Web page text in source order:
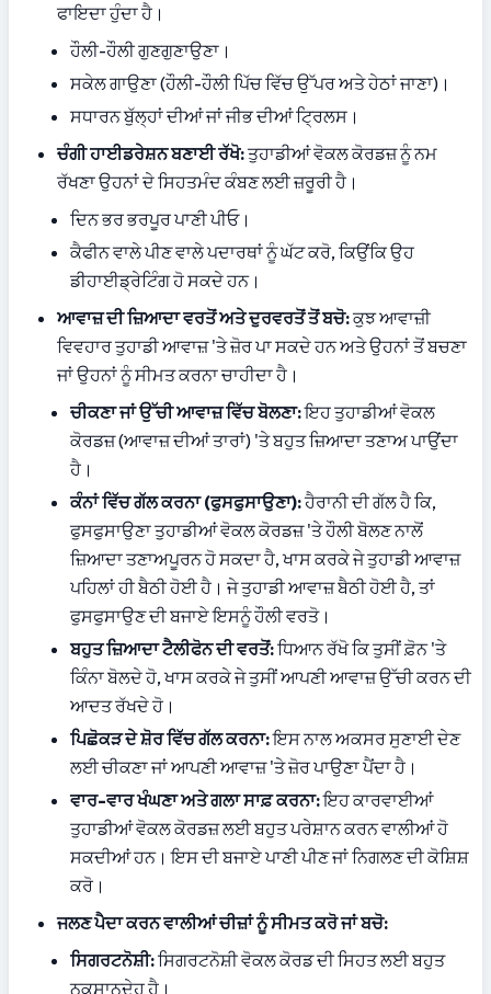
ਫਾਇਦਾ ਹੁੰਦਾ ਹੈ।
ਹੌਲੀ-ਹੌਲੀ ਗੁਣਗੁਣਾਉਣਾ।
ਸਕੇਲ ਗਾਉਣਾ (ਹੌਲੀ-ਹੌਲੀ ਪਿੱਚ ਵਿੱਚ ਉੱਪਰ ਅਤੇ ਹੇਠਾਂ ਜਾਣਾ)।
ਸਧਾਰਨ ਬੁੱਲ੍ਹਾਂ ਦੀਆਂ ਜਾਂ ਜੀਭ ਦੀਆਂ ਟ੍ਰਿਲਸ।
ਚੰਗੀ ਹਾਈਡਰੇਸ਼ਨ ਬਣਾਈ ਰੱਖੋ: ਤੁਹਾਡੀਆਂ ਵੋਕਲ ਕੋਰਡਜ਼ ਨੂੰ ਨਮ
ਰੱਖਣਾ ਉਹਨਾਂ ਦੇ ਸਿਹਤਮੰਦ ਕੰਬਣ ਲਈ ਜ਼ਰੂਰੀ ਹੈ।
ਦਿਨ ਭਰ ਭਰਪੂਰ ਪਾਣੀ ਪੀਓ।
ਕੈਫੀਨ ਵਾਲੇ ਪੀਣ ਵਾਲੇ ਪਦਾਰਥਾਂ ਨੂੰ ਘੱਟ ਕਰੋ, ਕਿਉਂਕਿ ਉਹ
ਡੀਹਾਈਡ੍ਰੇਟਿੰਗ ਹੋ ਸਕਦੇ ਹਨ।
ਆਵਾਜ਼ ਦੀ ਜ਼ਿਆਦਾ ਵਰਤੋਂ ਅਤੇ ਦੁਰਵਰਤੋਂ ਤੋਂ ਬਚੋ: ਕੁਝ ਆਵਾਜ਼ੀ
ਵਿਵਹਾਰ ਤੁਹਾਡੀ ਆਵਾਜ਼ 'ਤੇ ਜ਼ੋਰ ਪਾ ਸਕਦੇ ਹਨ ਅਤੇ ਉਹਨਾਂ ਤੋਂ ਬਚਣਾ
ਜਾਂ ਉਹਨਾਂ ਨੂੰ ਸੀਮਤ ਕਰਨਾ ਚਾਹੀਦਾ ਹੈ।
ਚੀਕਣਾ ਜਾਂ ਉੱਚੀ ਆਵਾਜ਼ ਵਿੱਚ ਬੋਲਣਾ: ਇਹ ਤੁਹਾਡੀਆਂ ਵੋਕਲ
ਕੋਰਡਜ਼ (ਆਵਾਜ਼ ਦੀਆਂ ਤਾਰਾਂ) 'ਤੇ ਬਹੁਤ ਜ਼ਿਆਦਾ ਤਣਾਅ ਪਾਉਂਦਾ
ਹੈ।
ਕੰਨਾਂ ਵਿੱਚ ਗੱਲ ਕਰਨਾ (ਫੁਸਫੁਸਾਉਣਾ): ਹੈਰਾਨੀ ਦੀ ਗੱਲ ਹੈ ਕਿ,
ਫੁਸਫੁਸਾਉਣਾ ਤੁਹਾਡੀਆਂ ਵੋਕਲ ਕੋਰਡਜ਼ 'ਤੇ ਹੌਲੀ ਬੋਲਣ ਨਾਲੋਂ
ਜ਼ਿਆਦਾ ਤਣਾਅਪੂਰਨ ਹੋ ਸਕਦਾ ਹੈ, ਖਾਸ ਕਰਕੇ ਜੇ ਤੁਹਾਡੀ ਆਵਾਜ਼
ਪਹਿਲਾਂ ਹੀ ਬੈਠੀ ਹੋਈ ਹੈ। ਜੇ ਤੁਹਾਡੀ ਆਵਾਜ਼ ਬੈਠੀ ਹੋਈ ਹੈ, ਤਾਂ
ਫੁਸਫੁਸਾਉਣ ਦੀ ਬਜਾਏ ਇਸਨੂੰ ਹੌਲੀ ਵਰਤੋ।
ਬਹੁਤ ਜ਼ਿਆਦਾ ਟੈਲੀਫੋਨ ਦੀ ਵਰਤੋਂ: ਧਿਆਨ ਰੱਖੋ ਕਿ ਤੁਸੀਂ ਫ਼ੋਨ 'ਤੇ
ਕਿੰਨਾ ਬੋਲਦੇ ਹੋ, ਖਾਸ ਕਰਕੇ ਜੇ ਤੁਸੀਂ ਆਪਣੀ ਆਵਾਜ਼ ਉੱਚੀ ਕਰਨ ਦੀ
ਆਦਤ ਰੱਖਦੇ ਹੋ।
ਪਿਛੋਕੜ ਦੇ ਸ਼ੋਰ ਵਿੱਚ ਗੱਲ ਕਰਨਾ: ਇਸ ਨਾਲ ਅਕਸਰ ਸੁਣਾਈ ਦੇਣ
ਲਈ ਚੀਕਣਾ ਜਾਂ ਆਪਣੀ ਆਵਾਜ਼ 'ਤੇ ਜ਼ੋਰ ਪਾਉਣਾ ਪੈਂਦਾ ਹੈ।
ਵਾਰ-ਵਾਰ ਖੰਘਣਾ ਅਤੇ ਗਲਾ ਸਾਫ਼ ਕਰਨਾ: ਇਹ ਕਾਰਵਾਈਆਂ
ਤੁਹਾਡੀਆਂ ਵੋਕਲ ਕੋਰਡਜ਼ ਲਈ ਬਹੁਤ ਪਰੇਸ਼ਾਨ ਕਰਨ ਵਾਲੀਆਂ ਹੋ
ਸਕਦੀਆਂ ਹਨ। ਇਸ ਦੀ ਬਜਾਏ ਪਾਣੀ ਪੀਣ ਜਾਂ ਨਿਗਲਣ ਦੀ ਕੋਸ਼ਿਸ਼
ਕਰੋ।
ਜਲਣ ਪੈਦਾ ਕਰਨ ਵਾਲੀਆਂ ਚੀਜ਼ਾਂ ਨੂੰ ਸੀਮਤ ਕਰੋ ਜਾਂ ਬਚੋ:
ਸਿਗਰਟਨੋਸ਼ੀ: ਸਿਗਰਟਨੋਸ਼ੀ ਵੋਕਲ ਕੋਰਡ ਦੀ ਸਿਹਤ ਲਈ ਬਹੁਤ
ਨੁਕਸਾਨਦੇਹ ਹੈ।